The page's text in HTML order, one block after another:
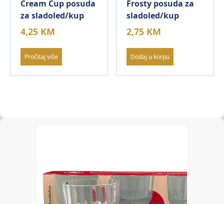
Cream Cup posuda
za sladoled/kup
4,25 KM
Pročitaj više
Frosty posuda za
sladoled/kup
2,75 KM
Dodaj u korpu